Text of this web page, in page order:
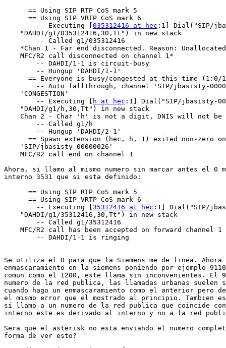
      == Using SIP RTP CoS mark 5
      == Using SIP VRTP CoS mark 6
        -- Executing [
035312416 at hec :1] Dial("SIP/
    "DAHDI/g1/035312416,30,Tt") in new stack
        -- Called g1/035312416
*Chan 1 - Far end disconnected. Reason:
    MFC/R2 call disconnected on channel 1*
        -- DAHDI/1-1 is circuit-busy
        -- Hungup 'DAHDI/1-1'
== Everyone is busy/congested at this time (1:0/
-- Auto fallthrough, channel 'SIP/jbasisty-
    'CONGESTION'
        -- Executing [
h at hec :1] Dial("SIP/jbasisty-
    "DAHDI/g1/h,30,Tt") in new stack
Chan 2 - Char 'h' is not a digit, DNIS will not be
        -- Called g1/h
        -- Hungup 'DAHDI/2-1'
      == Spawn extension (hec, h, 1) exited non-zero on
    'SIP/jbasisty-00000026'
    MFC/R2 call end on channel 1
Ahora, si llamo al mismo numero sin marcar antes el 0
interno 3531 que si esta definido:
      == Using SIP RTP CoS mark 5
      == Using SIP VRTP CoS mark 6
        -- Executing [
35312416 at hec :1] Dial("SIP/
    "DAHDI/g1/35312416,30,Tt") in new stack
        -- Called g1/35312416
    MFC/R2 call has been accepted on forward channel 1
        -- DAHDI/1-1 is ringing
Se utiliza el 0 para que la Siemens me de linea.
enmascaramiento en la siemens poniendo por ejemplo
comun como el 1200, este llama sin inconvenientes. El
numero de la red publica, las llamadas urbanas
cuando hago un enmascaramiento como el anterior pero
el mismo error que el mostrado al principio. Tambien
si llamo a un numero de la red publica que coincide con
interno este es derivado al interno y no a la red
Sera que el asterisk no esta enviando el numero
forma de ver esto?